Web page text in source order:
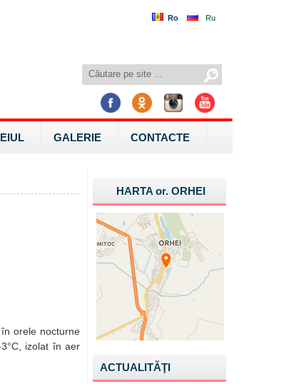
Ro Ru
GALERIE CONTACTE
, în orele nocturne
izolat în aer
HARTA or.ORHEI
ACTUALITĂŢI